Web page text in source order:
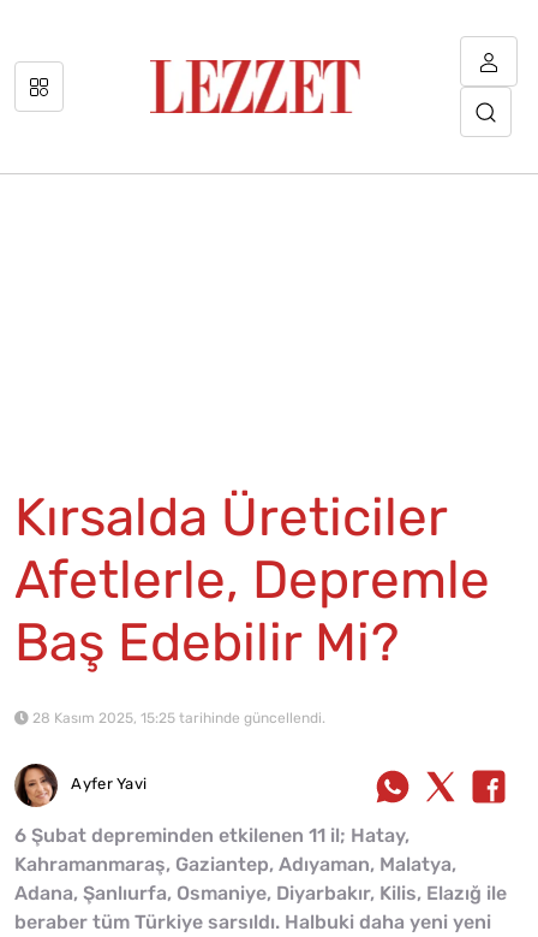
Kırsalda Üreticiler
Afetlerle, Depremle
Baş Edebilir Mi?
28 Kasım 2025, 15:25 tarihinde güncellendi.
Ayfer Yavi
6 Şubat depreminden etkilenen 11 il; Hatay,
Kahramanmaraş, Gaziantep, Adıyaman, Malatya,
Adana, Şanlıurfa, Osmaniye, Diyarbakır, Kilis, Elazığ ile
beraber tüm Türkiye sarsıldı. Halbuki daha yeni yeni